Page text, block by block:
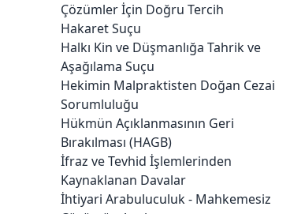
Çözümler İçin Doğru Tercih
Hakaret Suçu
Halkı Kin ve Düşmanlığa Tahrik ve
Aşağılama Suçu
Hekimin Malpraktisten Doğan Cezai
Sorumluluğu
Hükmün Açıklanmasının Geri
Bırakılması (HAGB)
İfraz ve Tevhid İşlemlerinden
Kaynaklanan Davalar
İhtiyari Arabuluculuk - Mahkemesiz